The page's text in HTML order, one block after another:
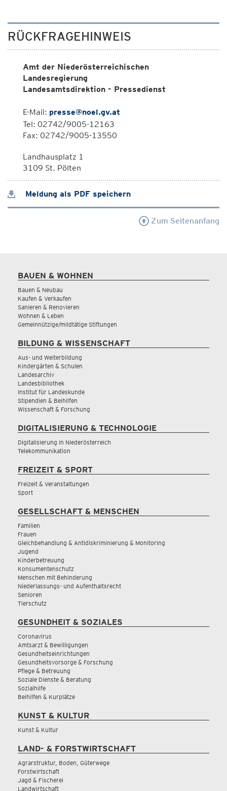
RÜCKFRAGEHINWEIS
Amt der Niederösterreichischen
Landesregierung
Landesamtsdirektion - Pressedienst
E-Mail: presse@noel.gv.at
Tel: 02742/9005-12163
Fax: 02742/9005-13550
Landhausplatz 1
3109 St. Pölten
Meldung als PDF speichern
Zum Seitenanfang
BAUEN & WOHNEN
Bauen & Neubau
Kaufen & Verkaufen
Sanieren & Renovieren
Wohnen & Leben
Gemeinnützige/mildtätige Stiftungen
BILDUNG & WISSENSCHAFT
Aus- und Weiterbildung
Kindergärten & Schulen
Landesarchiv
Landesbibliothek
Institut für Landeskunde
Stipendien & Beihilfen
Wissenschaft & Forschung
DIGITALISIERUNG & TECHNOLOGIE
Digitalisierung in Niederösterreich
Telekommunikation
FREIZEIT & SPORT
Freizeit & Veranstaltungen
Sport
GESELLSCHAFT & MENSCHEN
Familien
Frauen
Gleichbehandlung & Antidiskriminierung & Monitoring
Jugend
Kinderbetreuung
Konsumentenschutz
Menschen mit Behinderung
Niederlassungs- und Aufenthaltsrecht
Senioren
Tierschutz
GESUNDHEIT & SOZIALES
Coronavirus
Amtsarzt & Bewilligungen
Gesundheitseinrichtungen
Gesundheitsvorsorge & Forschung
Pflege & Betreuung
Soziale Dienste & Beratung
Sozialhilfe
Beihilfen & Kurplätze
KUNST & KULTUR
Kunst & Kultur
LAND- & FORSTWIRTSCHAFT
Agrarstruktur, Boden, Güterwege
Forstwirtschaft
Jagd & Fischerei
Landwirtschaft